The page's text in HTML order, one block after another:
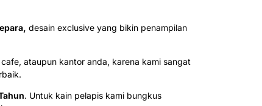
desain exclusive yang bikin penampilan
ataupun kantor anda, karena kami sangat
. Untuk kain pelapis kami bungkus